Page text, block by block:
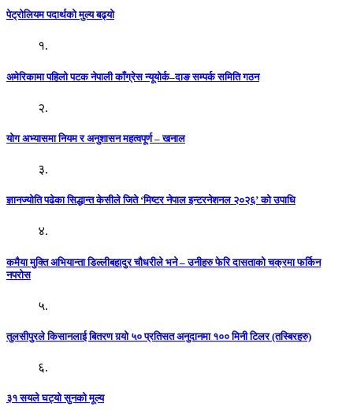
पेट्रोलियम पदार्थको मुल्य बढ्याे
१.
अमेरिकामा पहिलो पटक नेपाली काँग्रेस न्यूयोर्क–दाङ सम्पर्क समिति गठन
२.
योग अभ्यासमा नियम र अनुशासन महत्वपूर्ण – खनाल
३.
ज्ञानज्योति पढेका सिद्धान्त केसीले जिते ‘मिष्टर नेपाल इन्टरनेशनल २०२६’ को उपाधि
४.
कमैया मुक्ति अभियान्ता डिल्लीबहादुर चौधरीले भने – उनीहरु फेरि दासताको चक्रमा फर्किन
नपरोस
५.
तुलसीपुरले किसानलाई बितरण गर्‍यो ५० प्रतिसत अनुदानमा १०० मिनी टिलर (तस्बिरहरु)
६.
३१ सयले घट्यो सुनको मूल्य